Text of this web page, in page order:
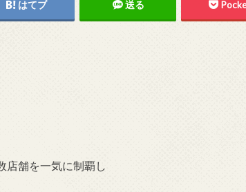
はてブ 送る
店舗を一気に制覇し